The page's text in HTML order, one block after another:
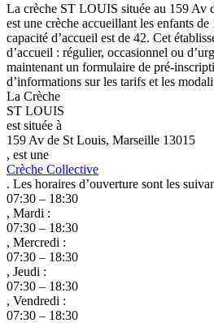
La crèche ST LOUIS située au 159 Av
est une crèche accueillant les enfants de
capacité d’accueil est de 42. Cet
d’accueil : régulier, occasionnel ou
maintenant un formulaire de pré-
d’informations sur les tarifs et les
La Crèche
ST LOUIS
est située à
159 Av de St Louis, Marseille 13015
, est une
Crèche Collective
. Les horaires d’ouverture sont les
07:30 – 18:30
, Mardi :
07:30 – 18:30
, Mercredi :
07:30 – 18:30
, Jeudi :
07:30 – 18:30
, Vendredi :
07:30 – 18:30